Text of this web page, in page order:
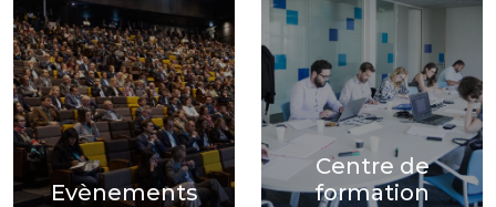
Evènements
Centre de
formation